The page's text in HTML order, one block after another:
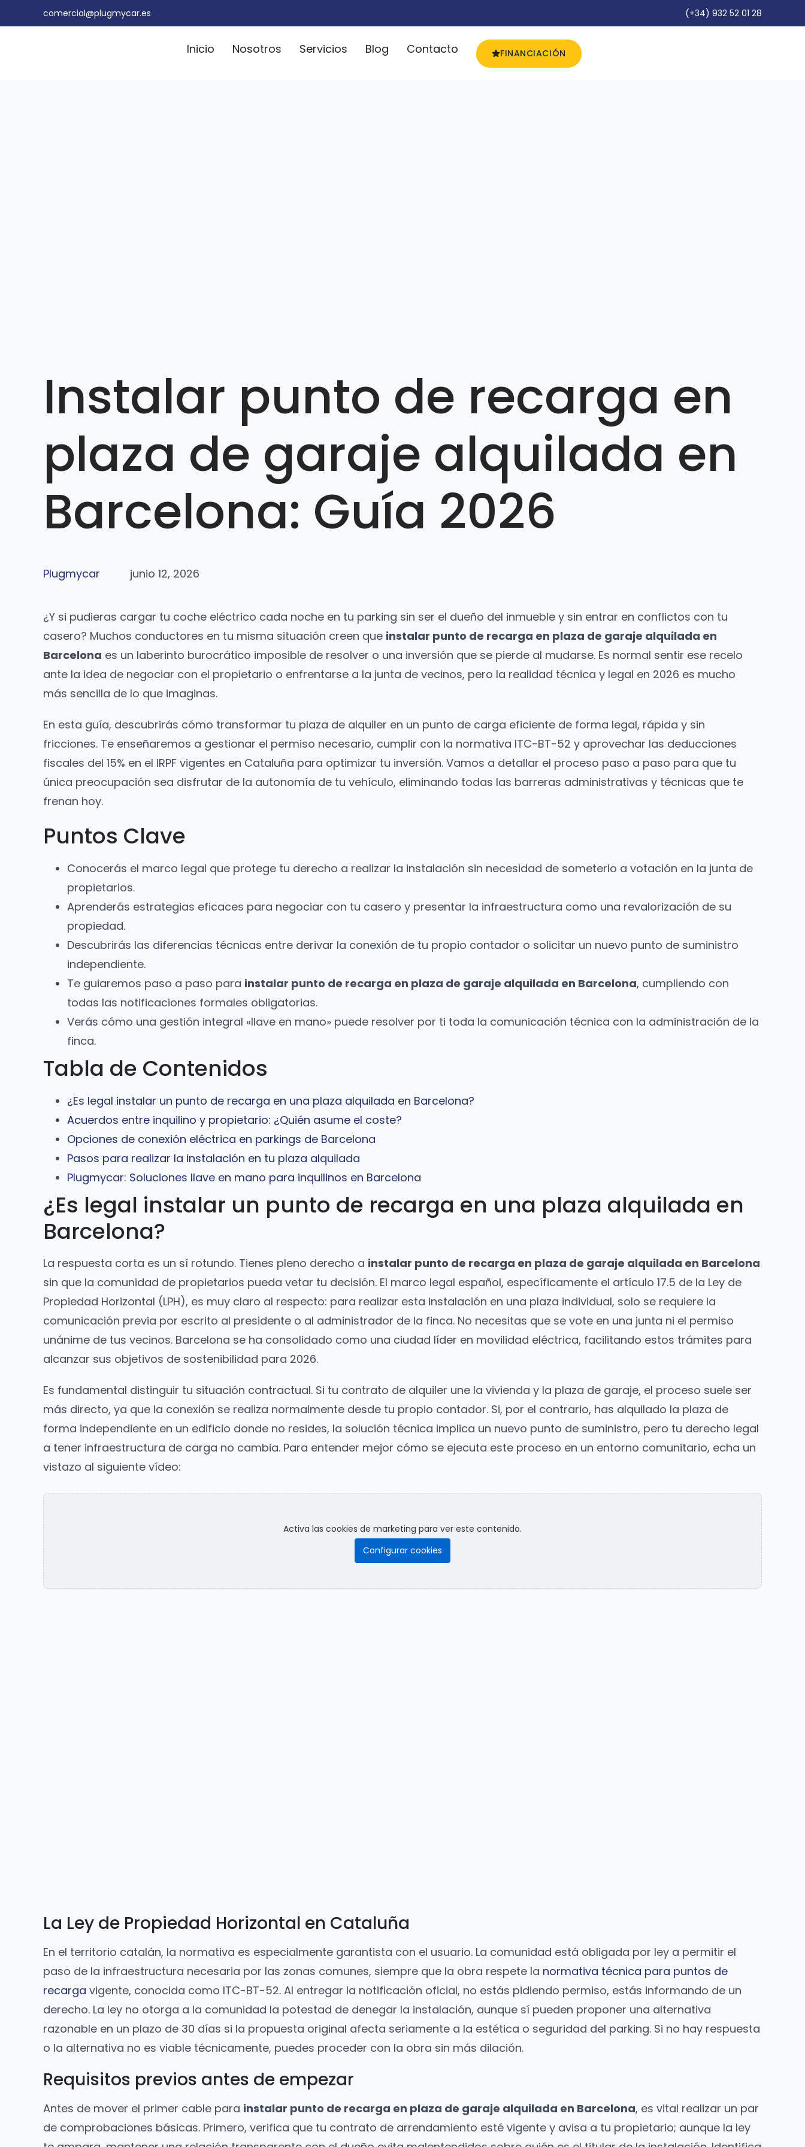
comercial@plugmycar.es (+34) 932 52 01 28
Inicio Nosotros Servicios Blog Contacto FINANCIACIÓN
Instalar punto de recarga en
plaza de garaje alquilada en
Barcelona: Guía 2026
Plugmycar junio 12, 2026
¿Y si pudieras cargar tu coche eléctrico cada noche en tu parking sin ser el dueño del inmueble y sin entrar en conflictos con tu
casero? Muchos conductores en tu misma situación creen que instalar punto de recarga en plaza de garaje alquilada en
Barcelona es un laberinto burocrático imposible de resolver o una inversión que se pierde al mudarse. Es normal sentir ese recelo
ante la idea de negociar con el propietario o enfrentarse a la junta de vecinos, pero la realidad técnica y legal en 2026 es mucho
más sencilla de lo que imaginas.
En esta guía, descubrirás cómo transformar tu plaza de alquiler en un punto de carga eficiente de forma legal, rápida y sin
fricciones. Te enseñaremos a gestionar el permiso necesario, cumplir con la normativa ITC-BT-52 y aprovechar las deducciones
fiscales del 15% en el IRPF vigentes en Cataluña para optimizar tu inversión. Vamos a detallar el proceso paso a paso para que tu
única preocupación sea disfrutar de la autonomía de tu vehículo, eliminando todas las barreras administrativas y técnicas que te
frenan hoy.
Puntos Clave
Conocerás el marco legal que protege tu derecho a realizar la instalación sin necesidad de someterlo a votación en la junta de
propietarios.
Aprenderás estrategias eficaces para negociar con tu casero y presentar la infraestructura como una revalorización de su
propiedad.
Descubrirás las diferencias técnicas entre derivar la conexión de tu propio contador o solicitar un nuevo punto de suministro
independiente.
Te guiaremos paso a paso para instalar punto de recarga en plaza de garaje alquilada en Barcelona, cumpliendo con
todas las notificaciones formales obligatorias.
Verás cómo una gestión integral «llave en mano» puede resolver por ti toda la comunicación técnica con la administración de la
finca.
Tabla de Contenidos
¿Es legal instalar un punto de recarga en una plaza alquilada en Barcelona?
Acuerdos entre inquilino y propietario: ¿Quién asume el coste?
Opciones de conexión eléctrica en parkings de Barcelona
Pasos para realizar la instalación en tu plaza alquilada
Plugmycar: Soluciones llave en mano para inquilinos en Barcelona
¿Es legal instalar un punto de recarga en una plaza alquilada en
Barcelona?
La respuesta corta es un sí rotundo. Tienes pleno derecho a instalar punto de recarga en plaza de garaje alquilada en Barcelona
sin que la comunidad de propietarios pueda vetar tu decisión. El marco legal español, específicamente el artículo 17.5 de la Ley de
Propiedad Horizontal (LPH), es muy claro al respecto: para realizar esta instalación en una plaza individual, solo se requiere la
comunicación previa por escrito al presidente o al administrador de la finca. No necesitas que se vote en una junta ni el permiso
unánime de tus vecinos. Barcelona se ha consolidado como una ciudad líder en movilidad eléctrica, facilitando estos trámites para
alcanzar sus objetivos de sostenibilidad para 2026.
Es fundamental distinguir tu situación contractual. Si tu contrato de alquiler une la vivienda y la plaza de garaje, el proceso suele ser
más directo, ya que la conexión se realiza normalmente desde tu propio contador. Si, por el contrario, has alquilado la plaza de
forma independiente en un edificio donde no resides, la solución técnica implica un nuevo punto de suministro, pero tu derecho legal
a tener infraestructura de carga no cambia. Para entender mejor cómo se ejecuta este proceso en un entorno comunitario, echa un
vistazo al siguiente vídeo:
Activa las cookies de marketing para ver este contenido.
Configurar cookies
La Ley de Propiedad Horizontal en Cataluña
En el territorio catalán, la normativa es especialmente garantista con el usuario. La comunidad está obligada por ley a permitir el
paso de la infraestructura necesaria por las zonas comunes, siempre que la obra respete la normativa técnica para puntos de
recarga vigente, conocida como ITC-BT-52. Al entregar la notificación oficial, no estás pidiendo permiso, estás informando de un
derecho. La ley no otorga a la comunidad la potestad de denegar la instalación, aunque sí pueden proponer una alternativa
razonable en un plazo de 30 días si la propuesta original afecta seriamente a la estética o seguridad del parking. Si no hay respuesta
o la alternativa no es viable técnicamente, puedes proceder con la obra sin más dilación.
Requisitos previos antes de empezar
Antes de mover el primer cable para instalar punto de recarga en plaza de garaje alquilada en Barcelona, es vital realizar un par
de comprobaciones básicas. Primero, verifica que tu contrato de arrendamiento esté vigente y avisa a tu propietario; aunque la ley